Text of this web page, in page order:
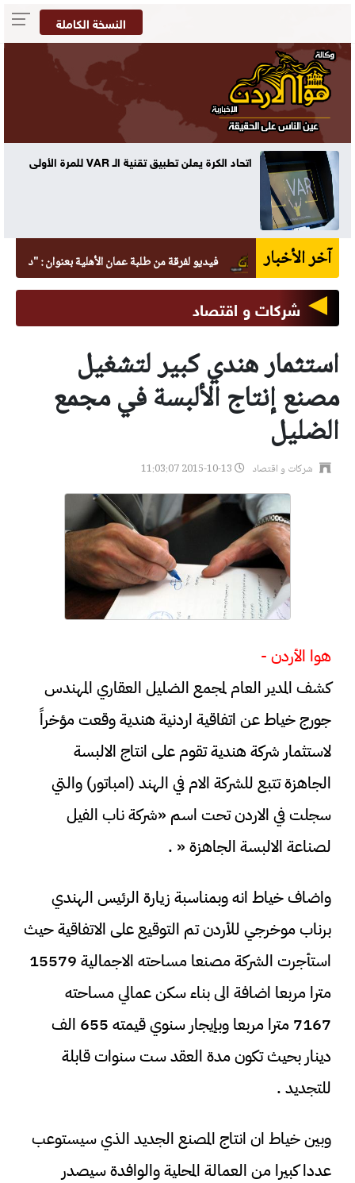
النسخة الكاملة
اتحاد الكرة يعلن تطبيق تقنية الـ VAR للمرة الأولى
آخر الأخبار فيديو لفرقة من طلبة عمان الأهلية بعنوان : "دايماً بالعالي
شركات و اقتصاد
استثمار هندي كبير لتشغيل
مصنع إنتاج الألبسة في مجمع
الضليل
شركات و اقتصاد
هوا الأردن -
كشف المدير العام لمجمع الضليل العقاري المهندس
جورج خياط عن اتفاقية اردنية هندية وقعت مؤخراً
لاستثمار شركة هندية تقوم على انتاج الالبسة
الجاهزة تتبع للشركة الام في الهند (امباتور) والتي
سجلت في الاردن تحت اسم «شركة ناب الفيل
لصناعة الالبسة الجاهزة « .
واضاف خياط انه وبمناسبة زيارة الرئيس الهندي
برناب موخرجي للأردن تم التوقيع على الاتفاقية حيث
استأجرت الشركة مصنعا مساحته الاجمالية 15579
مترا مربعا اضافة الى بناء سكن عمالي مساحته
7167 مترا مربعا وبإيجار سنوي قيمته 655 الف
دينار بحيث تكون مدة العقد ست سنوات قابلة
للتجديد .
وبين خياط ان انتاج المصنع الجديد الذي سيستوعب
عددا كبيرا من العمالة المحلية والوافدة سيصدر